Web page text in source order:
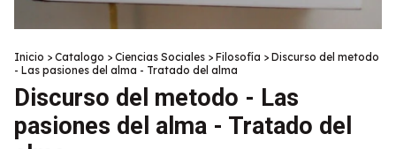
Inicio > Catalogo > Ciencias Sociales > Filosofía > Discurso del metodo
- Las pasiones del alma - Tratado del alma
Discurso del metodo - Las
pasiones del alma - Tratado del